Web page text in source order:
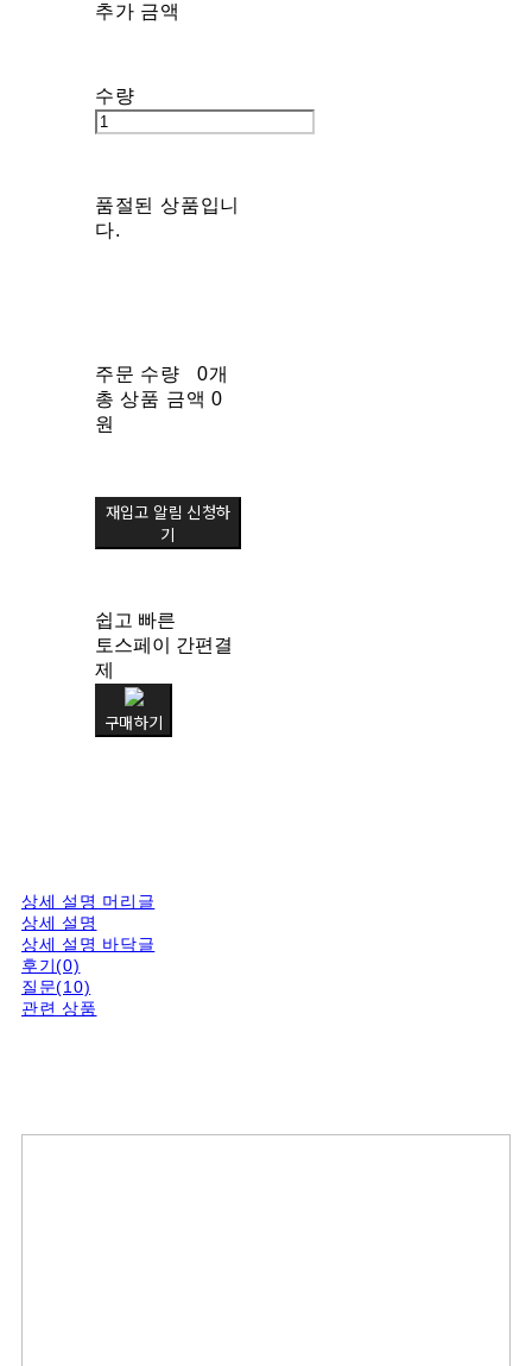
추가 금액
수량
품절된 상품입니
다.
주문 수량
0개
총 상품 금액 0
원
재입고 알림 신청하
기
쉽고 빠른
토스페이 간편결
제
구매하기
상세 설명 머리글
상세 설명
상세 설명 바닥글
후기(0)
질문(10)
관련 상품